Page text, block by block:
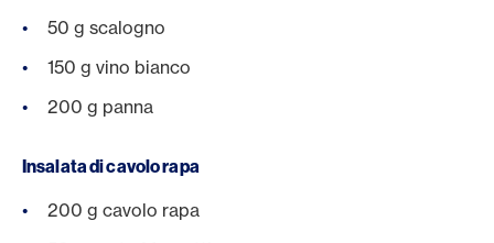
50 g scalogno
150 g vino bianco
200 g panna
Insalata di cavolo rapa
200 g cavolo rapa